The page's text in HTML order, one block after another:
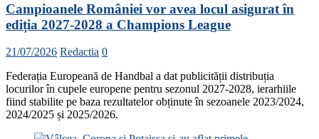
Campioanele României vor avea locul asigurat în
ediția 2027-2028 a Champions League
21/07/2026 Redactia 0
Federația Europeană de Handbal a dat publicității distribuția
locurilor în cupele europene pentru sezonul 2027-2028, ierarhiile
fiind stabilite pe baza rezultatelor obținute în sezoanele 2023/2024,
2024/2025 și 2025/2026.